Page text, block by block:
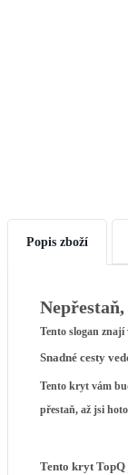
Popis zboží
Tento slogan znají
Snadné cesty
Tento kryt vám
přestaň, až jsi
Tento kryt TopQ